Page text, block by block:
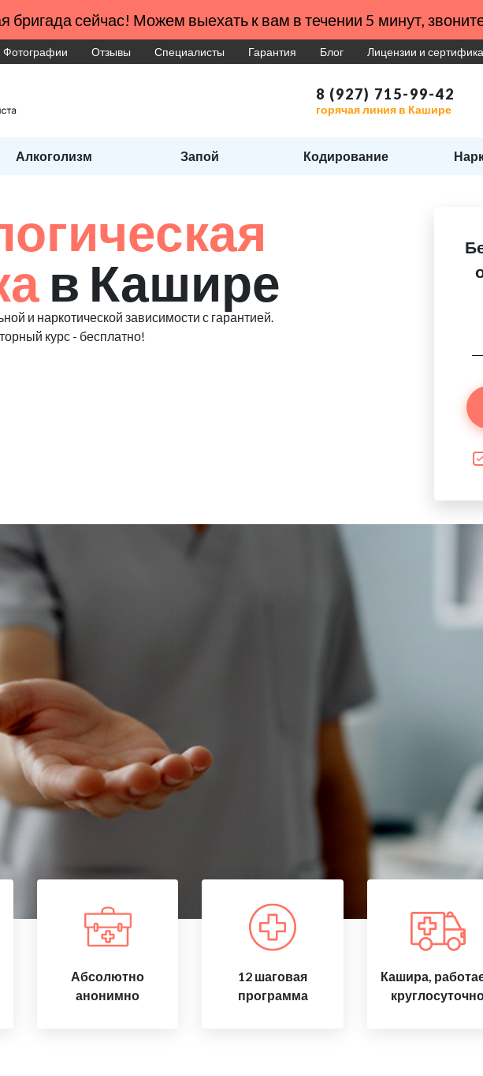
бригада сейчас! Можем выехать к вам в течении 5 минут,
Фотографии Отзывы Специалисты Гарантия Блог Лицензии и
8 (927) 715-99-42
горячая линия в Кашире
Алкоголизм Запой Кодирование
в Кашире
и наркотической зависимости с гарантией.
курс - бесплатно!
Абсолютно
анонимно
12 шаговая
программа
Кашира,